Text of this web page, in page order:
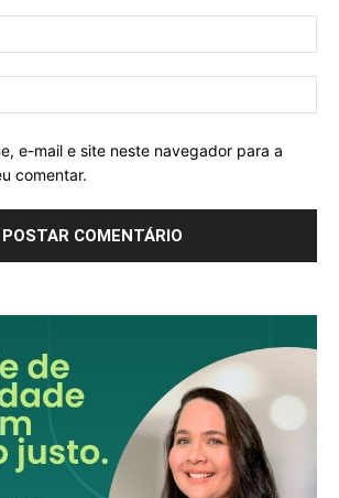
e-mail e site neste navegador para a
comentar.